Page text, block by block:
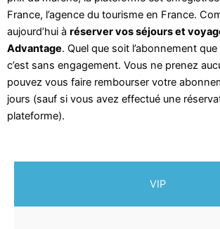
France, l’agence du tourisme en France.
aujourd’hui à réserver vos séjours et
Advantage. Quel que soit l’abonnement
c’est sans engagement. Vous ne prenez
pouvez vous faire rembourser votre
jours (sauf si vous avez effectué une
plateforme).
VIP